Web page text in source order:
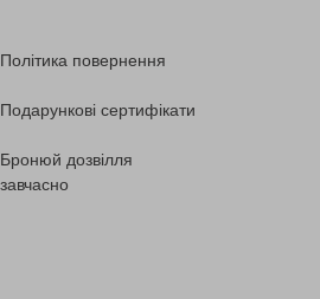
Політика повернення
Подарункові сертифікати
Бронюй дозвілля
завчасно